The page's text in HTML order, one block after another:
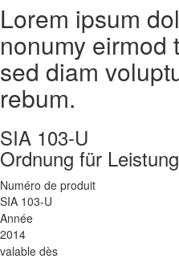
Lorem ipsum
nonumy eirmod
sed diam
rebum.
SIA 103-U
Ordnung für
Numéro de produit
SIA 103-U
Année
2014
valable dès